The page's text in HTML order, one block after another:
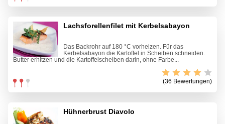
Lachsforellenfilet mit Kerbelsabayon
Das Backrohr auf 180 °C vorheizen. Für das
Kerbelsabayon die Kartoffel in Scheiben schneiden.
Butter erhitzen und die Kartoffelscheiben darin, ohne Farbe...
(36 Bewertungen)
Hühnerbrust Diavolo